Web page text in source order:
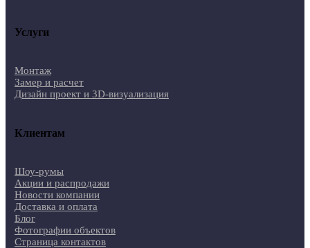
Услуги
Монтаж
Замер и расчет
Дизайн проект и 3D-визуализация
Клиентам
Шоу-румы
Акции и распродажи
Новости компании
Доставка и оплата
Блог
Фотографии объектов
Страница контактов